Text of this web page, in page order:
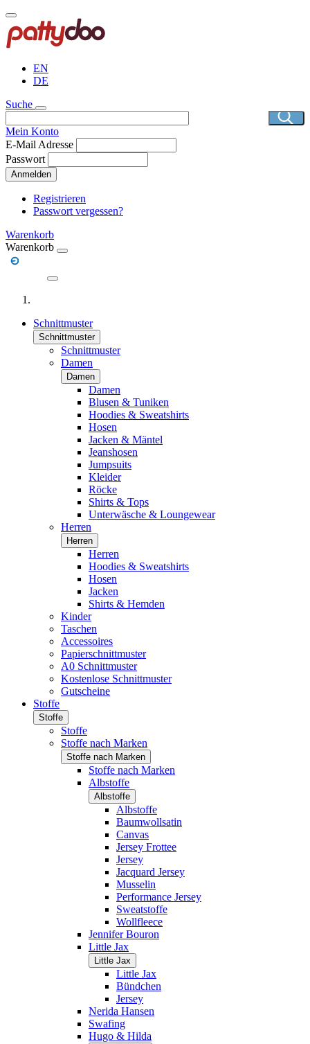
Direkt
zum
Inhalt
EN
DE
Suche
Mein Konto
E-Mail Adresse
Passwort
Anmelden
Registrieren
Passwort vergessen?
Warenkorb
Warenkorb
Schnittmuster
Schnittmuster
Schnittmuster
Damen
Damen
Damen
Blusen & Tuniken
Hoodies & Sweatshirts
Hosen
Jacken & Mäntel
Jeanshosen
Jumpsuits
Kleider
Röcke
Shirts & Tops
Unterwäsche & Loungewear
Herren
Herren
Herren
Hoodies & Sweatshirts
Hosen
Jacken
Shirts & Hemden
Kinder
Taschen
Accessoires
Papierschnittmuster
A0 Schnittmuster
Kostenlose Schnittmuster
Gutscheine
Stoffe
Stoffe
Stoffe
Stoffe nach Marken
Stoffe nach Marken
Stoffe nach Marken
Albstoffe
Albstoffe
Albstoffe
Baumwollsatin
Canvas
Jersey Frottee
Jersey
Jacquard Jersey
Musselin
Performance Jersey
Sweatstoffe
Wollfleece
Jennifer Bouron
Little Jax
Little Jax
Little Jax
Bündchen
Jersey
Nerida Hansen
Swafing
Hugo & Hilda